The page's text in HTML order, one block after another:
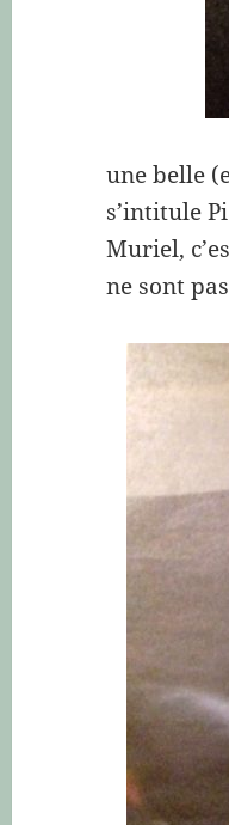
une belle
s’intitule
Muriel,
ne sont